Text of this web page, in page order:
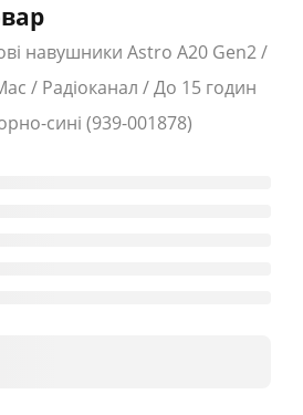
навушники Astro A20 Gen2 /
/ Радіоканал / До 15 годин
сині (939-001878)